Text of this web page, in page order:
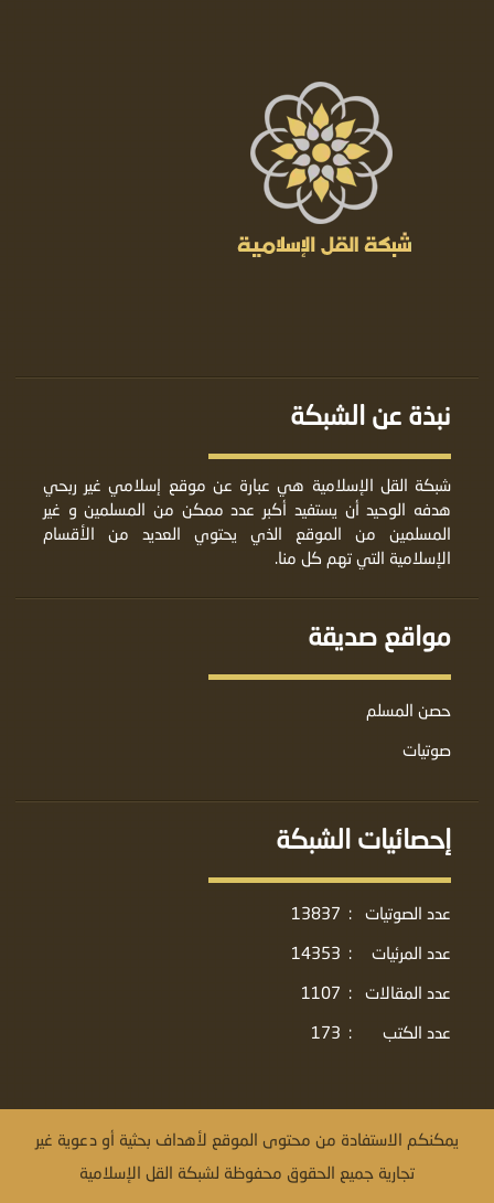
نبذة عن الشبكة
شبكة القل الإسلامية هي عبارة عن موقع إسلامي غير ربحي
هدفه الوحيد أن يستفيد أكبر عدد ممكن من المسلمين و غير
المسلمين من الموقع الذي يحتوي العديد من الأقسام
الإسلامية التي تهم كل منا.
مواقع صديقة
حصن المسلم
صوتيات
إحصائيات الشبكة
عدد الصوتيات :
13837
عدد المرئيات
:
14353
عدد المقالات
:
1107
عدد الكتب
:
173
يمكنكم الاستفادة من محتوى الموقع لأهداف بحثية أو دعوية غير
تجارية جميع الحقوق محفوظة لشبكة القل الإسلامية